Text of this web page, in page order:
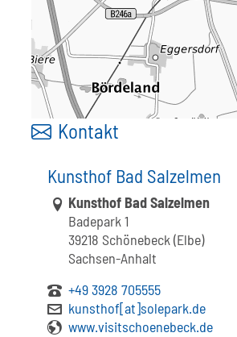
Kontakt
Kunsthof Bad Salzelmen
Link zur Google-Maps Navigation
Kunsthof Bad Salzelmen
Badepark 1
39218 Schönebeck (Elbe)
Sachsen-Anhalt
+49 3928 705555
kunsthof[at]solepark.de
www.visitschoenebeck.de